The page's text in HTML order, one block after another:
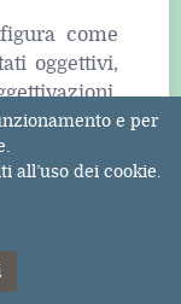
come
oggettivi,
mente.
un mondo
Il lavoro si
linea
operativo
strumento
e per
all’uso dei cookie.